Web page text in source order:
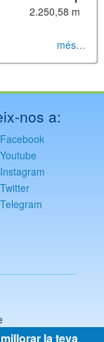
2.250,58 m
més…
nos a:
Facebook
Youtube
Instagram
Twitter
Telegram
la teva